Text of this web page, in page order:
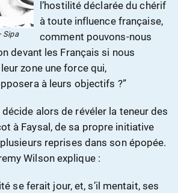
Sipa
l’hostilité déclarée du chérif
à toute influence française,
comment pouvons-nous
devant les Français si nous
zone une force qui,
à leurs objectifs ?”
décide alors de révéler la teneur des
à Faysal, de sa propre initiative
reprises dans son épopée.
Wilson explique :
se ferait jour, et, s’il mentait, ses